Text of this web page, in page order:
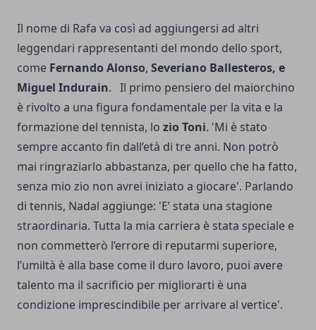
Il nome di Rafa va così ad aggiungersi ad altri
leggendari rappresentanti del mondo dello sport,
come Fernando Alonso, Severiano Ballesteros, e
Miguel Indurain. Il primo pensiero del maiorchino
è rivolto a una figura fondamentale per la vita e la
formazione del tennista, lo zio Toni. 'Mi è stato
sempre accanto fin dall’età di tre anni. Non potrò
mai ringraziarlo abbastanza, per quello che ha fatto,
senza mio zio non avrei iniziato a giocare'. Parlando
di tennis, Nadal aggiunge: 'E’ stata una stagione
straordinaria. Tutta la mia carriera è stata speciale e
non commetterò l’errore di reputarmi superiore,
l’umiltà è alla base come il duro lavoro, puoi avere
talento ma il sacrificio per migliorarti è una
condizione imprescindibile per arrivare al vertice'.